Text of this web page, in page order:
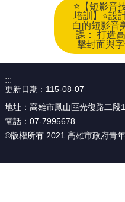
⭐【短影音
培訓】⭐設
白的短影音
課： 打造
擊封面與
:::
更新日期
115-08-07
地址：高雄市鳳山區光復路二段
電話：07-7995678
©版權所有 2021 高雄市政府青